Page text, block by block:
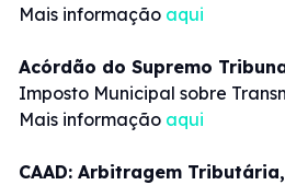
Mais informação aqui
Acórdão do Supremo
Imposto Municipal sobre
Mais informação aqui
CAAD: Arbitragem